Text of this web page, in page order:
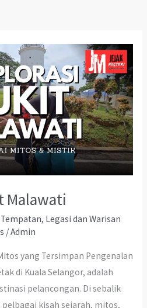
Malawati
, Legasi dan Warisan
/Admin
yang Tersimpan Pengenalan
di Kuala Selangor, adalah
pelancongan. Di sebalik
kisah sejarah, mitos,